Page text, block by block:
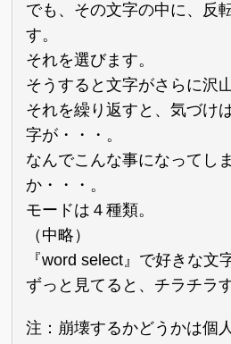
でも、その文字の中に、反
す。
それを選びます。
そうすると文字がさらに沢
それを繰り返すと、気づけ
字が・・・。
なんでこんな事になってし
か・・・。
モードは４種類。
（中略）
『word select』で好きな文
ずっと見てると、チラチラす
注：崩壊するかどうかは個